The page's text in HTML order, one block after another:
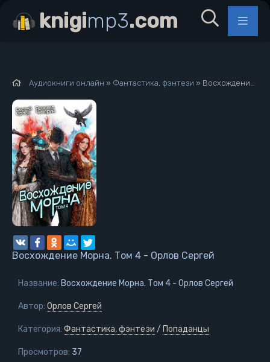
Аудиокниги онлайн » Фантастика, фэнтези » Восхождение Морна. Том 4 - Орлов Сергей
Восхождение Морна. Том 4 - Орлов Сергей
Название: Восхождение Морна. Том 4 - Орлов Сергей
Автор: Орлов Сергей
Категория: Фантастика, фэнтези / Попаданцы
Просмотров: 37
knigimp3.com